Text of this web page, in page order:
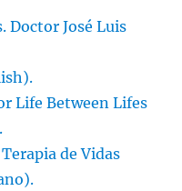
Doctor José Luis
Life Between Lifes
de Vidas